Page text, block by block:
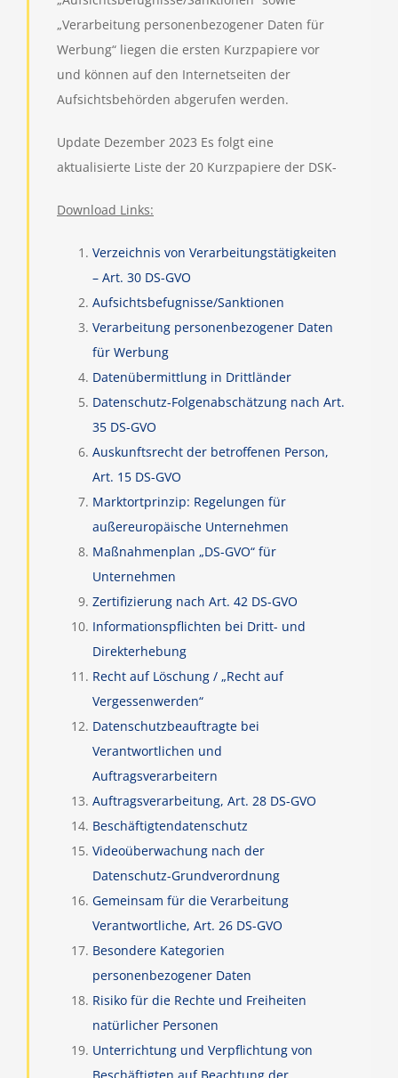
„Verarbeitung personenbezogener Daten für
Werbung“ liegen die ersten Kurzpapiere vor
und können auf den Internetseiten der
Aufsichtsbehörden abgerufen werden.
Update Dezember 2023 Es folgt eine
aktualisierte Liste der 20 Kurzpapiere der DSK-
Download Links:
Verzeichnis von Verarbeitungstätigkeiten
– Art. 30 DS-GVO
Aufsichtsbefugnisse/Sanktionen
Verarbeitung personenbezogener Daten
für Werbung
Datenübermittlung in Drittländer
Datenschutz-Folgenabschätzung nach Art.
35 DS-GVO
Auskunftsrecht der betroffenen Person,
Art. 15 DS-GVO
Marktortprinzip: Regelungen für
außereuropäische Unternehmen
Maßnahmenplan „DS-GVO“ für
Unternehmen
Zertifizierung nach Art. 42 DS-GVO
Informationspflichten bei Dritt- und
Direkterhebung
Recht auf Löschung / „Recht auf
Vergessenwerden“
Datenschutzbeauftragte bei
Verantwortlichen und
Auftragsverarbeitern
Auftragsverarbeitung, Art. 28 DS-GVO
Beschäftigtendatenschutz
Videoüberwachung nach der
Datenschutz-Grundverordnung
Gemeinsam für die Verarbeitung
Verantwortliche, Art. 26 DS-GVO
Besondere Kategorien
personenbezogener Daten
Risiko für die Rechte und Freiheiten
natürlicher Personen
Unterrichtung und Verpflichtung von